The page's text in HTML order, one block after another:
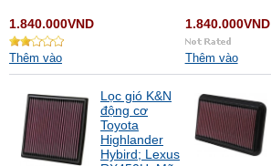
1.840.000VND
Thêm vào
1.840.000VND
Thêm vào
Lọc gió K&N
động cơ
Toyota
Highlander
Hybird; Lexus